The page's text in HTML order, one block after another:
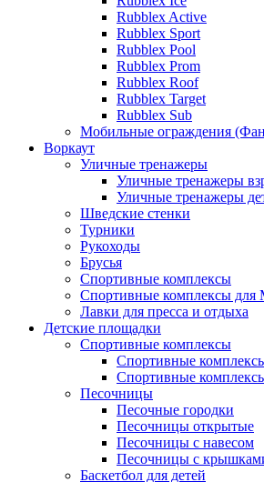
Rubblex Active
Rubblex Sport
Rubblex Pool
Rubblex Prom
Rubblex Roof
Rubblex Target
Rubblex Sub
Мобильные ограждения
Воркаут
Уличные тренажеры
Уличные тренажеры
Уличные тренажеры
Шведские стенки
Турники
Рукоходы
Брусья
Спортивные комплексы
Спортивные комплексы
Лавки для пресса и отдыха
Детские площадки
Спортивные комплексы
Спортивные
Спортивные
Песочницы
Песочные городки
Песочницы открытые
Песочницы с навесом
Песочницы с
Баскетбол для детей